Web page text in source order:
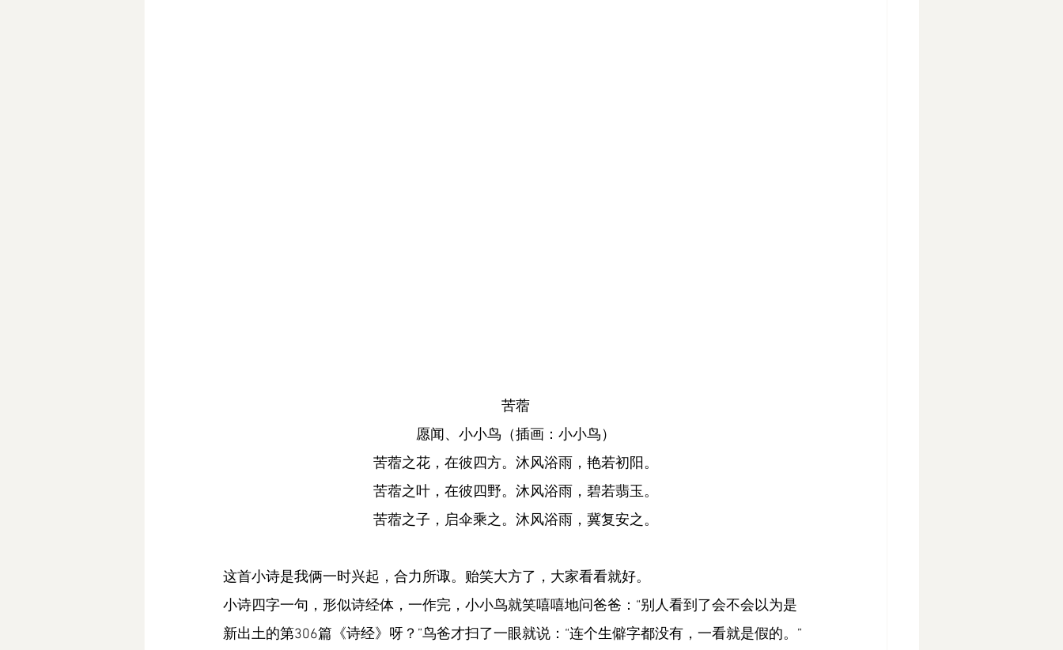
苦蓿
愿闻、小小鸟（插画：小小鸟）
苦蓿之花，在彼四方。沐风浴雨，艳若初阳。
苦蓿之叶，在彼四野。沐风浴雨，碧若翡玉。
苦蓿之子，启伞乘之。沐风浴雨，冀复安之。
这首小诗是我俩一时兴起，合力所诹。贻笑大方了，大家看看就好。
小诗四字一句，形似诗经体，一作完，小小鸟就笑嘻嘻地问爸爸：“别人看到了会不会以为是
新出土的第306篇《诗经》呀？”鸟爸才扫了一眼就说：“连个生僻字都没有，一看就是假的。”